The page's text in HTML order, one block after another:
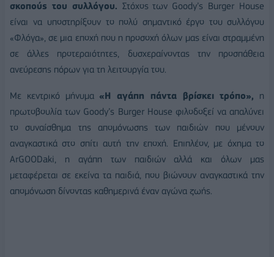
σκοπούς του συλλόγου. Στόχος των Goody’s Burger House
είναι να υποστηρίξουν το πολύ σημαντικό έργο του συλλόγου
«Φλόγα», σε μια εποχή που η προσοχή όλων μας είναι στραμμένη
σε άλλες προτεραιότητες, δυσχεραίνοντας την προσπάθεια
ανεύρεσης πόρων για τη λειτουργία του.
Με κεντρικό μήνυμα «Η αγάπη πάντα βρίσκει τρόπο», η
πρωτοβουλία των Goody’s Burger House φιλοδοξεί να απαλύνει
το συναίσθημα της απομόνωσης των παιδιών που μένουν
αναγκαστικά στο σπίτι αυτή την εποχή. Επιπλέον, με όχημα το
ArGOODaki, η αγάπη των παιδιών αλλά και όλων μας
μεταφέρεται σε εκείνα τα παιδιά, που βιώνουν αναγκαστικά την
απομόνωση δίνοντας καθημερινά έναν αγώνα ζωής.